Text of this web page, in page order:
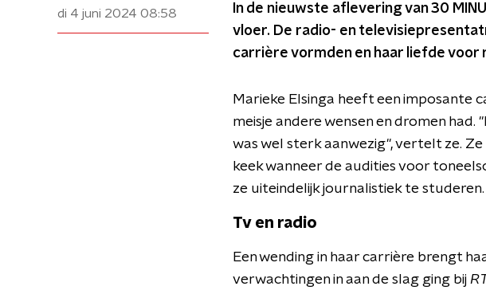
di 4 juni 2024 08:58
In de nieuwste aflevering van 30
vloer. De radio- en
carrière vormden en haar liefde voor
Marieke Elsinga heeft een imposante
meisje andere wensen en dromen
was wel sterk aanwezig", vertelt ze.
keek wanneer de audities voor
ze uiteindelijk journalistiek te studeren.
Tv en radio
Een wending in haar carrière brengt
verwachtingen in aan de slag ging bij